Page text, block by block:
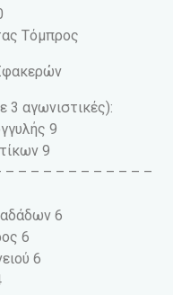
Τόμπρος
3 αγωνιστικές):
9
9
– – – – – – – – – – – –
6
6
6